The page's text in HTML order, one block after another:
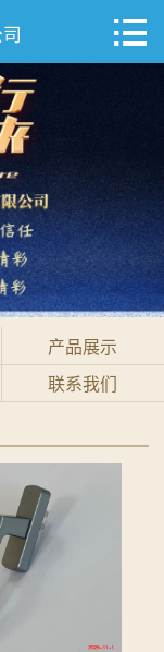
网站首页
司介绍
品展示
闻中心
程案例
系我们

产品展示
联系我们